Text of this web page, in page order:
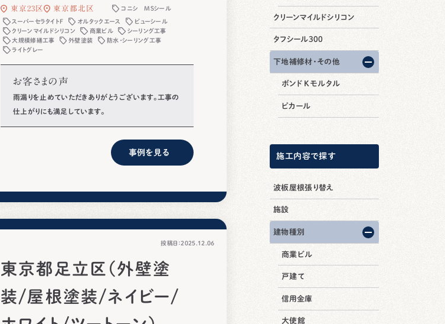
東京23区 東京都北区 コニシ MSシール
スーパーセラタイトF オルタックエース
ビューシール
クリーンマイルドシリコン
商業ビル
シーリング工事
大規模修繕工事
外壁塗装
防水・シーリング工事
ライトグレー
お客さまの声
雨漏りを止めていただきありがとうございます。工事の
仕上がりにも満足しています。
事例を見る
投稿日：2025.12.06
東京都足立区（外壁塗
装/屋根塗装/ネイビー/
クリーンマイルドシリコン
タフシール300
下地補修材・その他
ボンド Kモルタル
ピカール
施工内容で探す
波板屋根張り替え
施設
建物種別
商業ビル
戸建て
信用金庫
大使館